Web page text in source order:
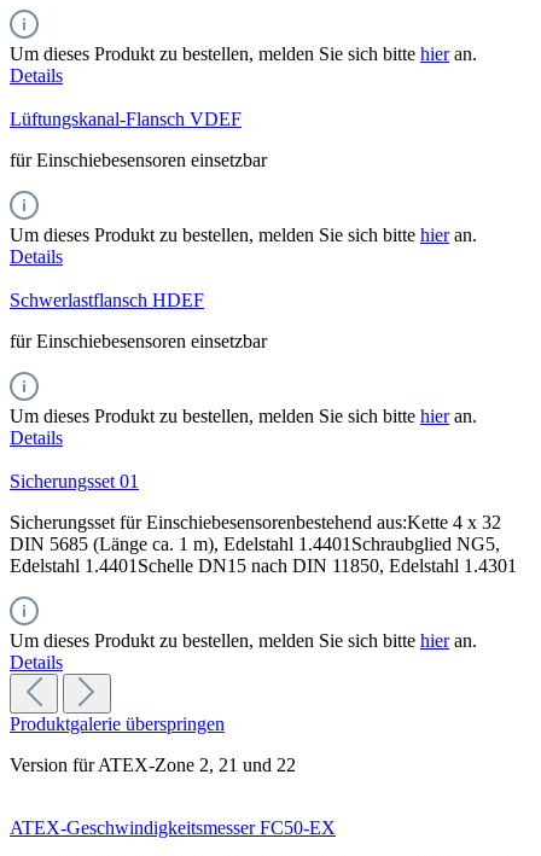
Um dieses Produkt zu bestellen, melden Sie sich bitte hieran.
Details
Lüftungskanal-Flansch VDEF
für Einschiebesensoren einsetzbar
Um dieses Produkt zu bestellen, melden Sie sich bitte hieran.
Details
Schwerlastflansch HDEF
für Einschiebesensoren einsetzbar
Um dieses Produkt zu bestellen, melden Sie sich bitte hieran.
Details
Sicherungsset 01
Sicherungsset für Einschiebesensorenbestehend aus:Kette 4 x 32
DIN 5685 (Länge ca. 1 m), Edelstahl 1.4401Schraubglied NG5,
Edelstahl 1.4401Schelle DN15 nach DIN 11850, Edelstahl 1.4301
Um dieses Produkt zu bestellen, melden Sie sich bitte hieran.
Details
Produktgalerie überspringen
Version für ATEX-Zone 2, 21 und 22
ATEX-Geschwindigkeitsmesser FC50-EX